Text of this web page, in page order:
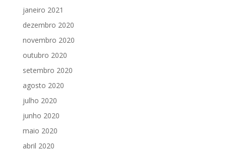
janeiro 2021
dezembro 2020
novembro 2020
outubro 2020
setembro 2020
agosto 2020
julho 2020
junho 2020
maio 2020
abril 2020